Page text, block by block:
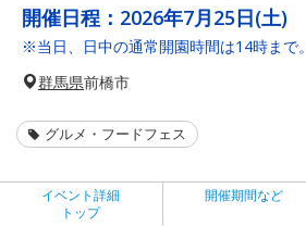
開催日程： 2026年7月25日(土)
※当日、日中の通常開園時間は14時まで。
群馬県前橋市
グルメ・フードフェス
イベント詳細
トップ
開催期間など